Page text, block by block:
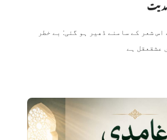
شعر کے سامنے ڈھیر ہو گئی: بے خطر
عشقعقل ہے